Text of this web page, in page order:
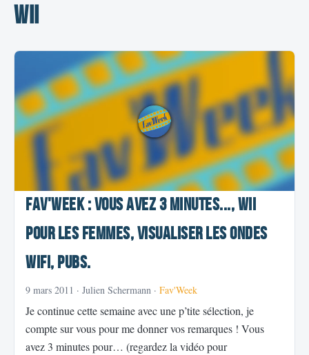
wii
Fav'Week : Vous avez 3 minutes..., Wii
pour les femmes, visualiser les ondes
wifi, pubs.
9 mars 2011 · Julien Schermann · Fav'Week
Je continue cette semaine avec une p’tite sélection, je
compte sur vous pour me donner vos remarques ! Vous
avez 3 minutes pour… (regardez la vidéo pour